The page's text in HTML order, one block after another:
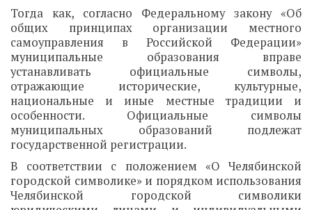
Тогда как, согласно Федеральному закону «Об
общих принципах организации местного
самоуправления в Российской Федерации»
муниципальные образования вправе
устанавливать официальные символы,
отражающие исторические, культурные,
национальные и иные местные традиции и
особенности. Официальные символы
муниципальных образований подлежат
государственной регистрации.
В соответствии с положением «О Челябинской
городской символике» и порядком использования
Челябинской городской символики